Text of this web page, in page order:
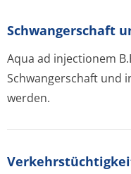
Schwangerschaft
Aqua ad injectionem
Schwangerschaft und
werden.